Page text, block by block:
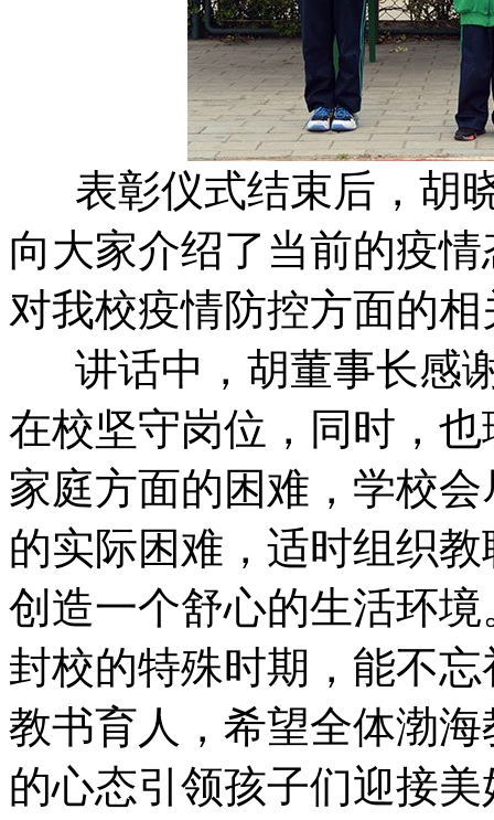
表彰仪式结束后，胡
向大家介绍了当前的疫
对我校疫情防控方面的
讲话中，胡董事长感
在校坚守岗位，同时，
家庭方面的困难，学校
的实际困难，适时组织
创造一个舒心的生活环
封校的特殊时期，能不
教书育人，希望全体渤
的心态引领孩子们迎接